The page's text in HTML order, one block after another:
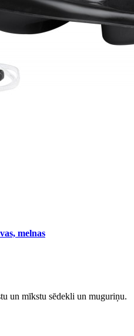
melnas
un mīkstu sēdekli un muguriņu.